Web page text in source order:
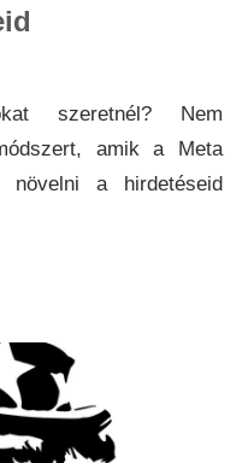
szeretnél? Nem
amik a Meta
növelni a hirdetéseid